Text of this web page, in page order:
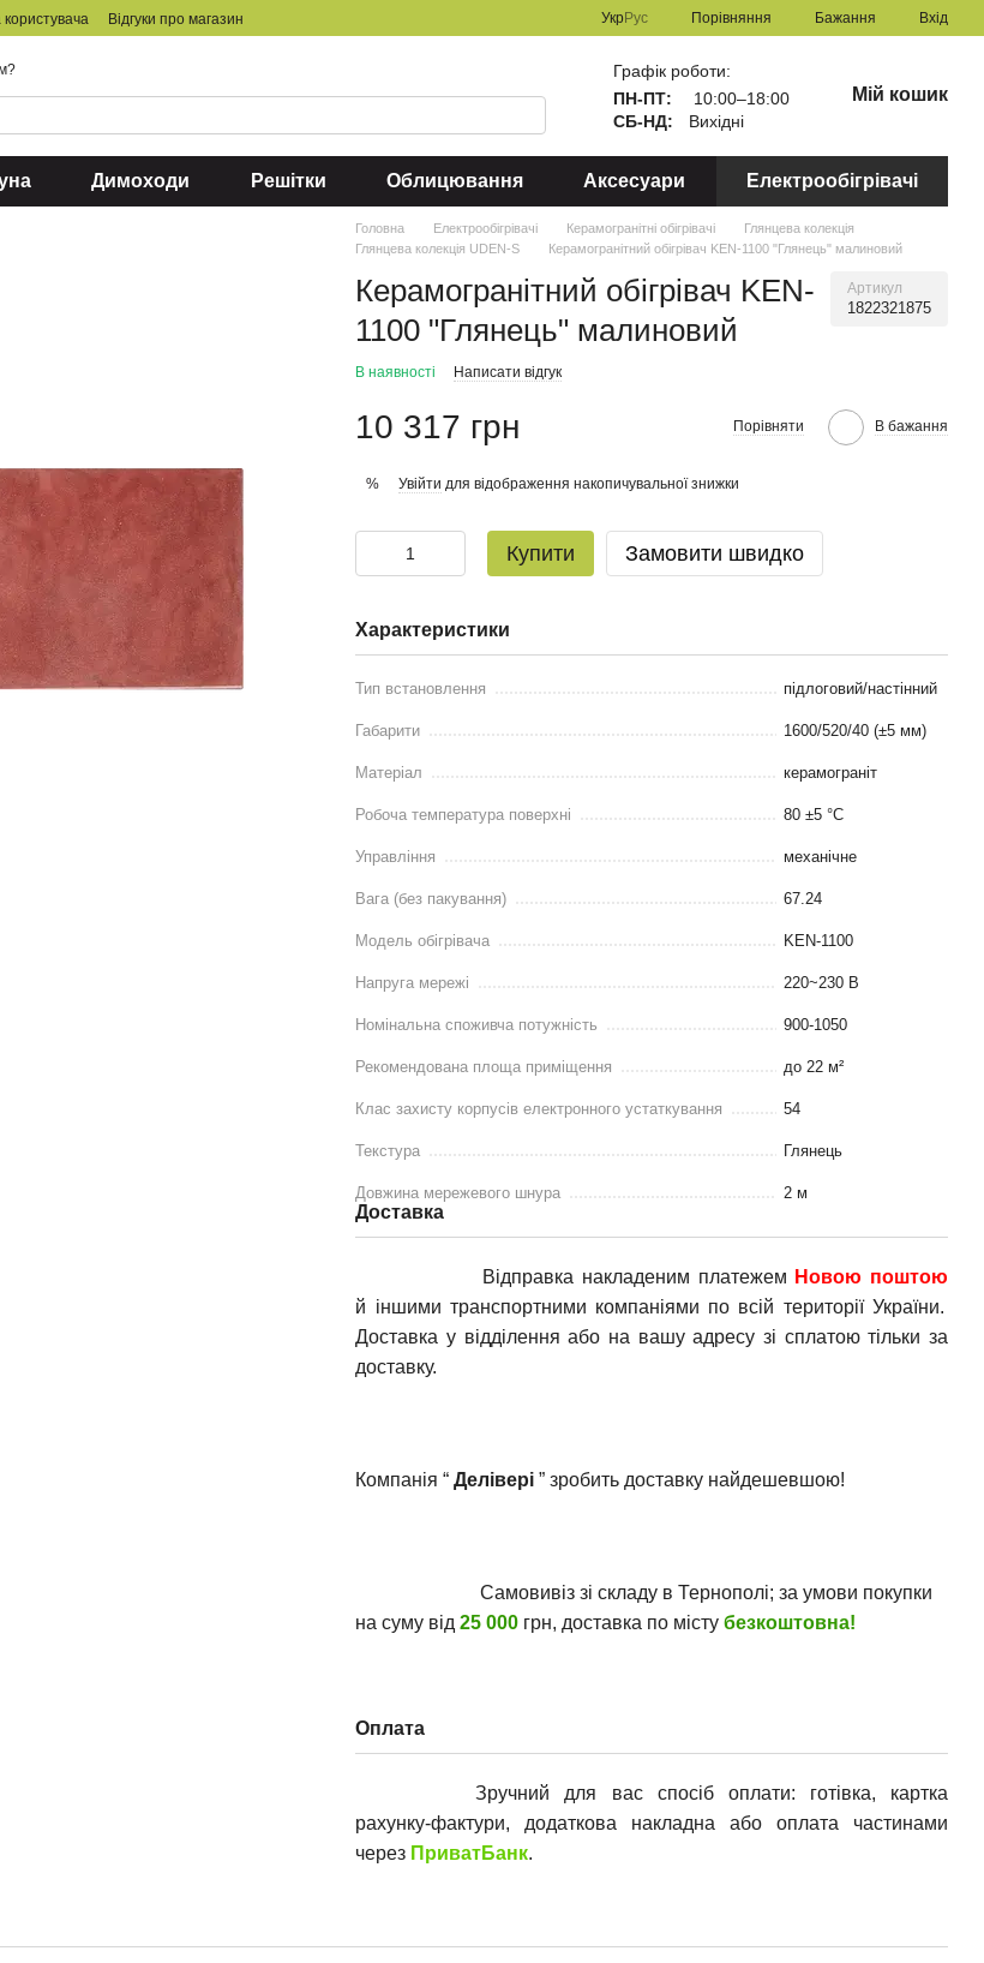
користувача Відгуки про магазин УкрРус Порівняння Бажання Вхід
Графік роботи:
ПН-ПТ:
10:00–18:00
СБ-НД:
Вихідні
Мій кошик
Димоходи Решітки Облицювання Аксесуари Електрообігрівачі
Головна Електрообігрівачі Керамогранітні обігрівачі
Глянцева колекція
Глянцева колекція UDEN-S
Керамогранітний обігрівач KEN-1100 "Глянець" малиновий
Керамогранітний обігрівач KEN-
1100 "Глянець" малиновий
Артикул
1822321875
В наявності Написати відгук
10 317 грн Порівняти В бажання
% Увійти для відображення накопичувальної знижки
Купити Замовити швидко
Характеристики
Тип встановлення підлоговий/настінний
Габарити 1600/520/40 (±5 мм)
Матеріал керамограніт
Робоча температура поверхні 80 ±5 °С
Управління механічне
Вага (без пакування) 67.24
Модель обігрівача KEN-1100
Напруга мережі 220~230 В
Номінальна споживча потужність 900-1050
Рекомендована площа приміщення до 22 м²
Клас захисту корпусів електронного устаткування 54
Текстура Глянець
Довжина мережевого шнура 2 м
Доставка
Відправка накладеним платежем Новою поштою
й іншими транспортними компаніями по всій території України.
Доставка у відділення або на вашу адресу зі сплатою тільки за
доставку.
Компанія “Делівері ” зробить доставку найдешевшою!
Самовивіз зі складу в Тернополі; за умови покупки
на суму від25 000 грн, доставка по містубезкоштовна!
Оплата
Зручний для вас спосіб оплати: готівка, картка
рахунку-фактури, додаткова накладна або оплата частинами
через ПриватБанк.